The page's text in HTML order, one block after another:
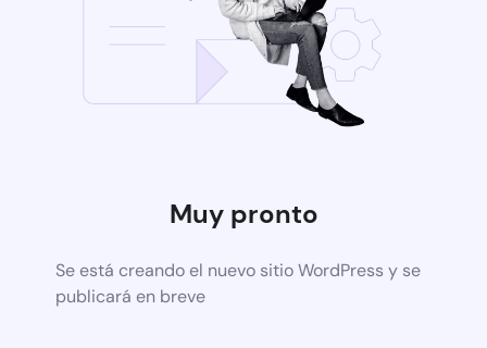
Muy pronto
Se está creando el nuevo sitio WordPress y se
publicará en breve